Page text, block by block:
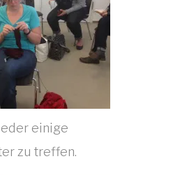
einige
zu treffen.